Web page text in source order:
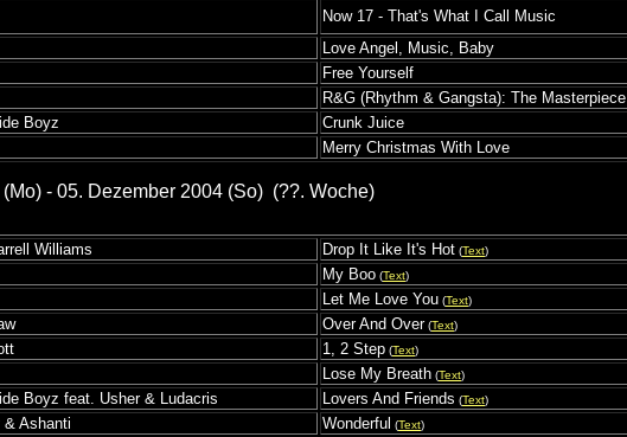
Now 17 - That's What I Call Music
Love Angel, Music, Baby
Free Yourself
R&G (Rhythm & Gangsta): The Masterpiece
Boyz Crunk Juice
Merry Christmas With Love
- 05. Dezember 2004 (So) (??. Woche)
Williams Drop It Like It's Hot (Text)
My Boo (Text)
Let Me Love You (Text)
Over And Over(Text)
1, 2 Step (Text)
Lose My Breath (Text)
Boyz feat. Usher & Ludacris Lovers And Friends (Text)
Ashanti Wonderful (Text)